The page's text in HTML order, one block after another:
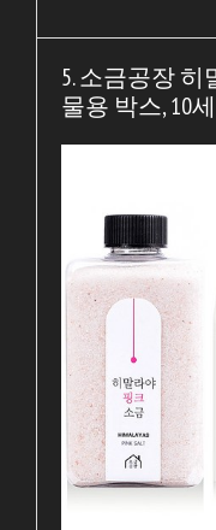
5. 소금공장 히
물용 박스, 10